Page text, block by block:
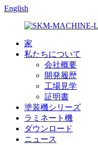
English
家
私たちについて
会社概要
開発履歴
工場見学
証明書
塗装機シリーズ
ラミネート機
ダウンロード
ニュース